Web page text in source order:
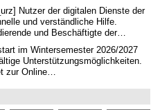
Nutzer der digitalen Dienste der
und verständliche Hilfe.
und Beschäftigte der…
im Wintersemester 2026/2027
Unterstützungsmöglichkeiten.
zur Online…